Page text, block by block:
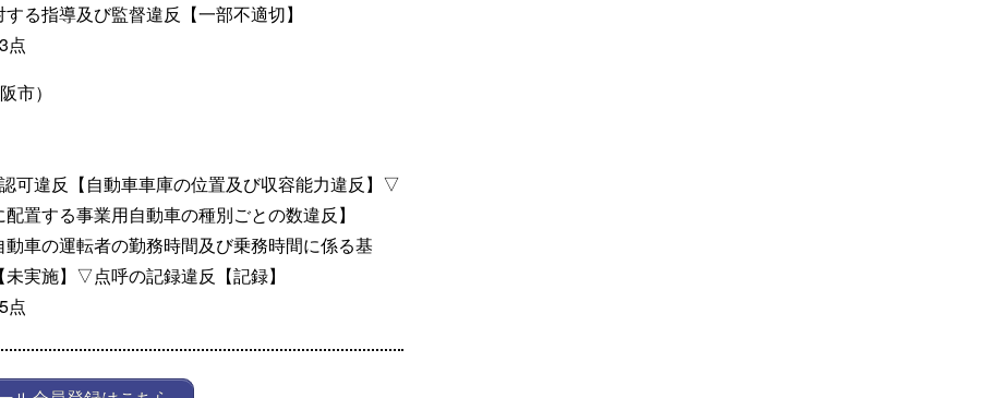
る指導及び監督違反【一部不適切】
点
市）
可違反【自動車車庫の位置及び収容能力違反】▽
置する事業用自動車の種別ごとの数違反】
車の運転者の勤務時間及び乗務時間に係る基
実施】▽点呼の記録違反【記録】
点